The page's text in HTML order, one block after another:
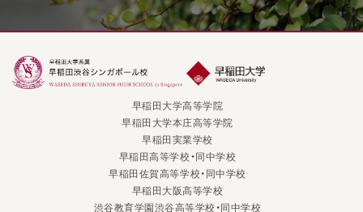
早稲田大学高等学院
早稲田大学本庄高等学院
早稲田実業学校
早稲田高等学校・同中学校
早稲田佐賀高等学校・同中学校
早稲田大阪高等学校
渋谷教育学園渋谷高等学校・同中学校